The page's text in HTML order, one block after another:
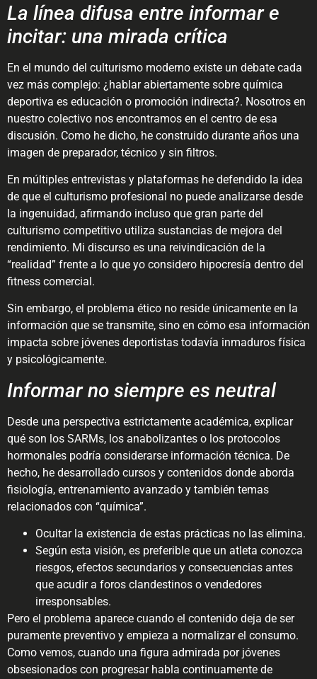
La línea difusa entre informar e
incitar: una mirada crítica
En el mundo del culturismo moderno existe un debate cada
vez más complejo: ¿hablar abiertamente sobre química
deportiva es educación o promoción indirecta?. Nosotros en
nuestro colectivo nos encontramos en el centro de esa
discusión. Como he dicho, he construido durante años una
imagen de preparador, técnico y sin filtros.
En múltiples entrevistas y plataformas he defendido la idea
de que el culturismo profesional no puede analizarse desde
la ingenuidad, afirmando incluso que gran parte del
culturismo competitivo utiliza sustancias de mejora del
rendimiento. Mi discurso es una reivindicación de la
“realidad” frente a lo que yo considero hipocresía dentro del
fitness comercial.
Sin embargo, el problema ético no reside únicamente en la
información que se transmite, sino en cómo esa información
impacta sobre jóvenes deportistas todavía inmaduros física
y psicológicamente.
Informar no siempre es neutral
Desde una perspectiva estrictamente académica, explicar
qué son los SARMs, los anabolizantes o los protocolos
hormonales podría considerarse información técnica. De
hecho, he desarrollado cursos y contenidos donde aborda
fisiología, entrenamiento avanzado y también temas
relacionados con “química”.
Ocultar la existencia de estas prácticas no las elimina.
Según esta visión, es preferible que un atleta conozca
riesgos, efectos secundarios y consecuencias antes
que acudir a foros clandestinos o vendedores
irresponsables.
Pero el problema aparece cuando el contenido deja de ser
puramente preventivo y empieza a normalizar el consumo.
Como vemos, cuando una figura admirada por jóvenes
obsesionados con progresar habla continuamente de